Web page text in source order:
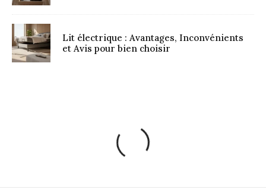
Lit électrique : Avantages, Inconvénients
et Avis pour bien choisir